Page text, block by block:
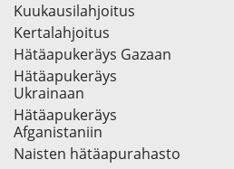
Kuukausilahjoitus
Kertalahjoitus
Hätäapukeräys Gazaan
Hätäapukeräys
Ukrainaan
Hätäapukeräys
Afganistaniin
Naisten hätäapurahasto